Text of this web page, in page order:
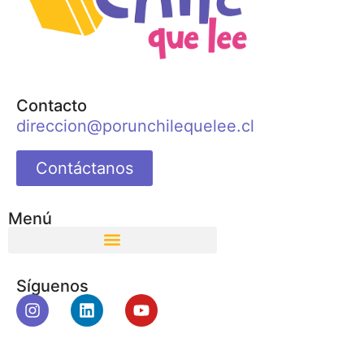
Contacto
direccion@porunchilequelee.cl
Contáctanos
Menú
Síguenos